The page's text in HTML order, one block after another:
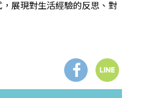
展現對生活經驗的反思、對